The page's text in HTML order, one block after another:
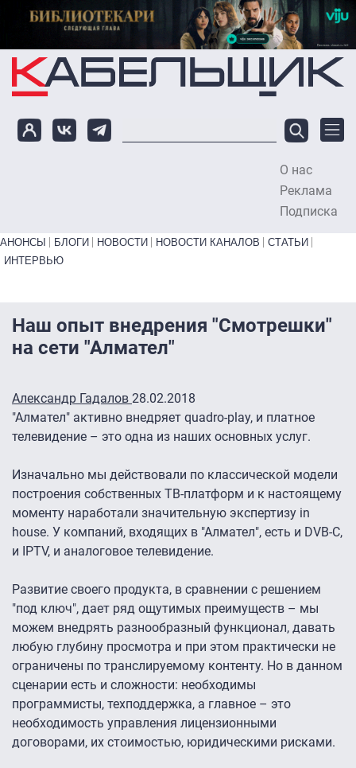
Перейти к основному содержанию
О нас
Реклама
Подписка
Primary links bottom
АНОНСЫ БЛОГИ НОВОСТИ НОВОСТИ КАНАЛОВ
СТАТЬИ
ИНТЕРВЬЮ
Наш опыт внедрения "Смотрешки"
на сети "Алмател"
Александр Гадалов 28.02.2018
"Алмател" активно внедряет quadro-play, и платное
телевидение – это одна из наших основных услуг.
Изначально мы действовали по классической модели
построения собственных ТВ-платформ и к настоящему
моменту наработали значительную экспертизу in
house. У компаний, входящих в "Алмател", есть и DVB-C,
и IPTV, и аналоговое телевидение.
Развитие своего продукта, в сравнении с решением
"под ключ", дает ряд ощутимых преимуществ – мы
можем внедрять разнообразный функционал, давать
любую глубину просмотра и при этом практически не
ограничены по транслируемому контенту. Но в данном
сценарии есть и сложности: необходимы
программисты, техподдержка, а главное – это
необходимость управления лицензионными
договорами, их стоимостью, юридическими рисками.